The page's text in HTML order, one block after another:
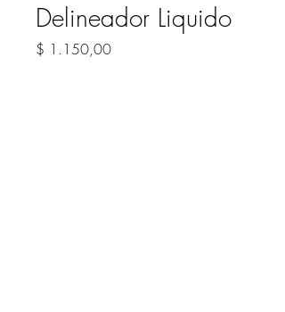
Delineador Liquido
$ 1.150,00Precio